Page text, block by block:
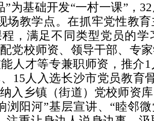
”为基础开发“一村一课”，
场教学点。在抓牢党性教
，满足不同类型党员的学
党校师资、领导干部、专
人才等专兼职师资，推介
15人入选长沙市党员教育
入乡镇（街道）党校师资
浏阳河”基层宣讲、“睦邻